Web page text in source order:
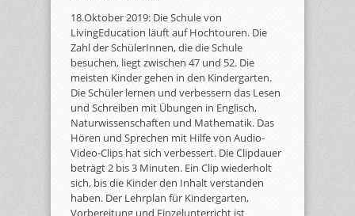
18.Oktober 2019: Die Schule von
LivingEducation läuft auf Hochtouren. Die
Zahl der SchülerInnen, die die Schule
besuchen, liegt zwischen 47 und 52. Die
meisten Kinder gehen in den Kindergarten.
Die Schüler lernen und verbessern das Lesen
und Schreiben mit Übungen in Englisch,
Naturwissenschaften und Mathematik. Das
Hören und Sprechen mit Hilfe von Audio-
Video-Clips hat sich verbessert. Die Clipdauer
beträgt 2 bis 3 Minuten. Ein Clip wiederholt
sich, bis die Kinder den Inhalt verstanden
haben. Der Lehrplan für Kindergarten,
Vorbereitung und Einzelunterricht ist